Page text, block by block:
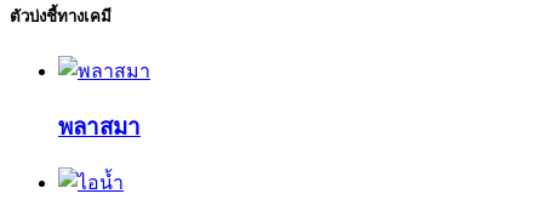
ตัวบ่งชี้ทางเคมี
พลาสมา